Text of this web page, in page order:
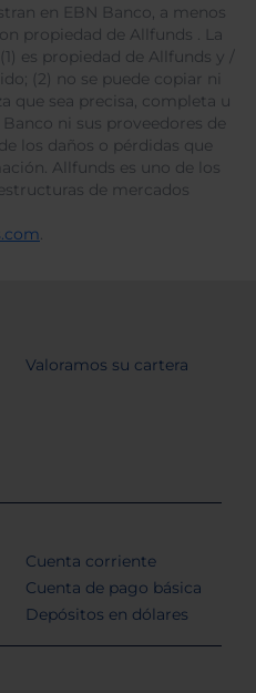
en EBN Banco, a menos
propiedad de Allfunds . La
es propiedad de Allfunds y /
(2) no se puede copiar ni
que sea precisa, completa u
ni sus proveedores de
los daños o pérdidas que
Allfunds es uno de los
de mercados
.
Valoramos su cartera
Cuenta corriente
Cuenta de pago básica
Depósitos en dólares